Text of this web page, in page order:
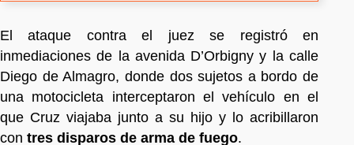
El ataque contra el juez se registró en
inmediaciones de la avenida D’Orbigny y la calle
Diego de Almagro, donde dos sujetos a bordo de
una motocicleta interceptaron el vehículo en el
que Cruz viajaba junto a su hijo y lo acribillaron
con tres disparos de arma de fuego.